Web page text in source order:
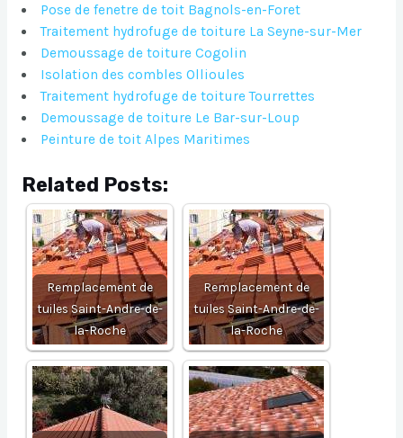
Pose de fenetre de toit Bagnols-en-Foret
Traitement hydrofuge de toiture La Seyne-sur-Mer
Demoussage de toiture Cogolin
Isolation des combles Ollioules
Traitement hydrofuge de toiture Tourrettes
Demoussage de toiture Le Bar-sur-Loup
Peinture de toit Alpes Maritimes
Related Posts:
Remplacement de
tuiles Saint-Andre-de-
la-Roche
Remplacement de
tuiles Saint-Andre-de-
la-Roche